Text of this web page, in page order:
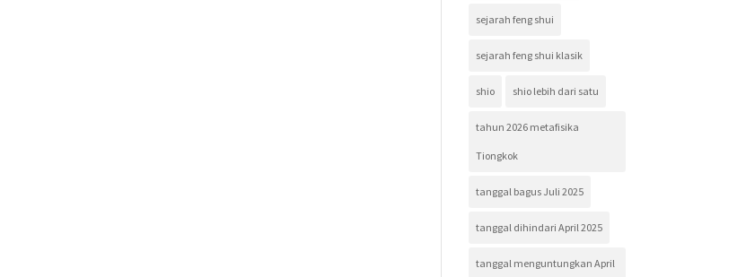
sejarah feng shui
sejarah feng shui klasik
shio shio lebih dari satu
tahun 2026 metafisika
Tiongkok
tanggal bagus Juli 2025
tanggal dihindari April 2025
tanggal menguntungkan April